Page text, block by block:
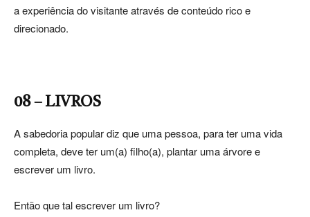
a experiência do visitante através de conteúdo rico e
direcionado.
08 – LIVROS
A sabedoria popular diz que uma pessoa, para ter uma vida
completa, deve ter um(a) filho(a), plantar uma árvore e
escrever um livro.
Então que tal escrever um livro?